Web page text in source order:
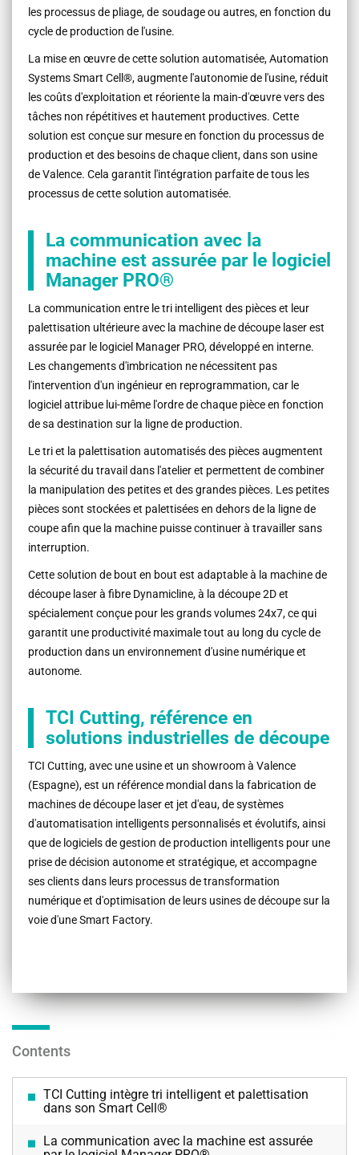
les processus de pliage, de soudage ou autres, en fonction du
cycle de production de l'usine.
La mise en œuvre de cette solution automatisée, Automation
Systems Smart Cell®, augmente l'autonomie de l'usine, réduit
les coûts d'exploitation et réoriente la main-d'œuvre vers des
tâches non répétitives et hautement productives. Cette
solution est conçue sur mesure en fonction du processus de
production et des besoins de chaque client, dans son usine
de Valence. Cela garantit l'intégration parfaite de tous les
processus de cette solution automatisée.
La communication avec la
machine est assurée par le logiciel
Manager PRO®
La communication entre le tri intelligent des pièces et leur
palettisation ultérieure avec la machine de découpe laser est
assurée par le logiciel Manager PRO, développé en interne.
Les changements d'imbrication ne nécessitent pas
l'intervention d'un ingénieur en reprogrammation, car le
logiciel attribue lui-même l'ordre de chaque pièce en fonction
de sa destination sur la ligne de production.
Le tri et la palettisation automatisés des pièces augmentent
la sécurité du travail dans l'atelier et permettent de combiner
la manipulation des petites et des grandes pièces. Les petites
pièces sont stockées et palettisées en dehors de la ligne de
coupe afin que la machine puisse continuer à travailler sans
interruption.
Cette solution de bout en bout est adaptable à la machine de
découpe laser à fibre Dynamicline, à la découpe 2D et
spécialement conçue pour les grands volumes 24x7, ce qui
garantit une productivité maximale tout au long du cycle de
production dans un environnement d'usine numérique et
autonome.
TCI Cutting, référence en
solutions industrielles de découpe
TCI Cutting, avec une usine et un showroom à Valence
(Espagne), est un référence mondial dans la fabrication de
machines de découpe laser et jet d'eau, de systèmes
d'automatisation intelligents personnalisés et évolutifs, ainsi
que de logiciels de gestion de production intelligents pour une
prise de décision autonome et stratégique, et accompagne
ses clients dans leurs processus de transformation
numérique et d'optimisation de leurs usines de découpe sur la
voie d'une Smart Factory.
Contents
TCI Cutting intègre tri intelligent et palettisation
dans son Smart Cell®
La communication avec la machine est assurée